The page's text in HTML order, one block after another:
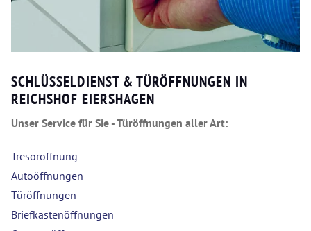
SCHLÜSSELDIENST & TÜRÖFFNUNGEN IN
REICHSHOF EIERSHAGEN
Unser Service für Sie - Türöffnungen aller Art:
Tresoröffnung
Autoöffnungen
Türöffnungen
Briefkastenöffnungen